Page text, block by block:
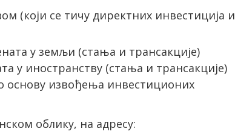
(који се тичу директних инвестиција и
у земљи (стања и трансакције)
у иностранству (стања и трансакције)
основу извођења инвестиционих
облику, на адресу: